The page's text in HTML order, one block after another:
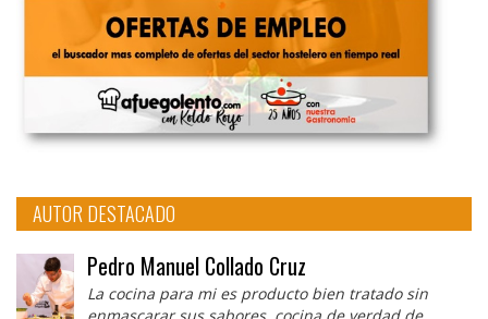
AUTOR DESTACADO
Pedro Manuel Collado Cruz
La cocina para mi es producto bien tratado sin
enmascarar sus sabores, cocina de verdad de